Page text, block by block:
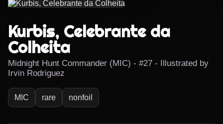
Kurbis, Celebrante da
Colheita
Midnight Hunt Commander (MIC) - #27 - Illustrated by
Irvin Rodriguez
MIC rare nonfoil